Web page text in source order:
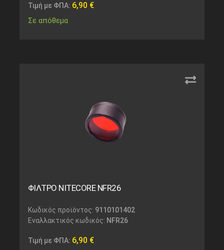
Τιμή με ΦΠΑ: 6,90 €
Σε απόθεμα
ΦΙΛΤΡΟ NITECORE NFR26
Κωδικός προϊόντος: 9110101402
Εναλλακτικός κωδικός: NFR26
Τιμή με ΦΠΑ: 6,90 €